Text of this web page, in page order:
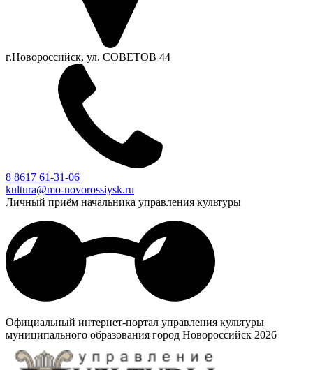
г.Новороссийск, ул. СОВЕТОВ 44
8 8617 61-31-06
kultura@mo-novorossiysk.ru
Личный приём начальника управления культуры
Официальный интернет-портал управления культуры
муниципального образования город Новороссийск 2026